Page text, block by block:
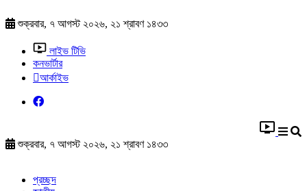
শুক্রবার, ৭ আগস্ট ২০২৬, ২১ শ্রাবণ ১৪৩৩
লাইভ টিভি
কনভার্টার
আর্কাইভ
শুক্রবার, ৭ আগস্ট ২০২৬, ২১ শ্রাবণ ১৪৩৩
প্রচ্ছদ